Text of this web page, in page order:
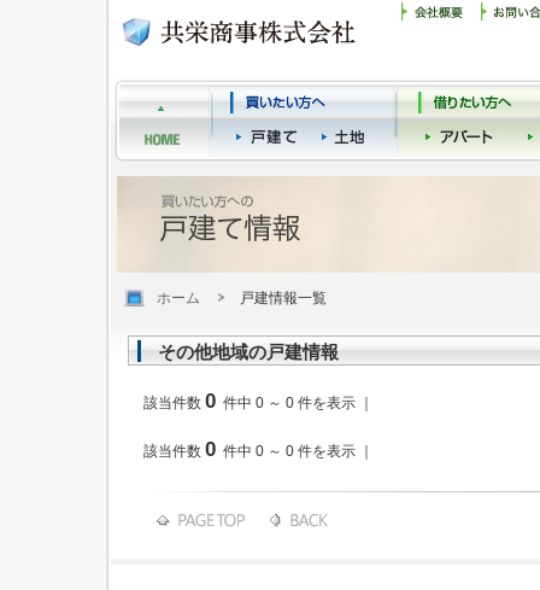
ホーム 戸建情報一覧
その他地域の戸建情報
該当件数 0 件中 0 ～ 0 件を表示 ｜
該当件数 0 件中 0 ～ 0 件を表示 ｜